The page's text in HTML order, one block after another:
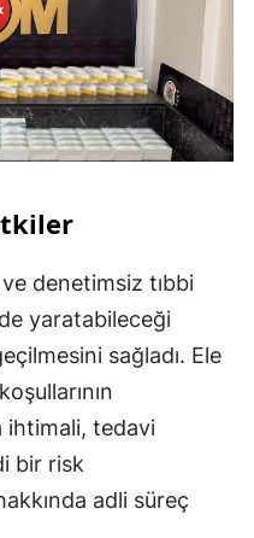
denetimsiz tıbbi
yaratabileceği
sağladı. Ele
ihtimali, tedavi
bir risk
adli süreç